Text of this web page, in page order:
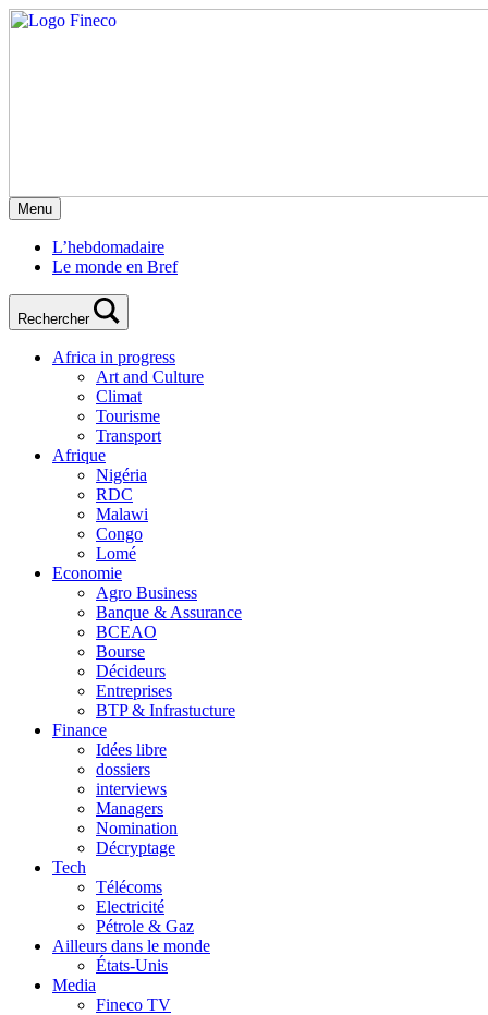
Menu
L’hebdomadaire
Le monde en Bref
Rechercher
Africa in progress
Art and Culture
Climat
Tourisme
Transport
Afrique
Nigéria
RDC
Malawi
Congo
Lomé
Economie
Agro Business
Banque & Assurance
BCEAO
Bourse
Décideurs
Entreprises
BTP & Infrastucture
Finance
Idées libre
dossiers
interviews
Managers
Nomination
Décryptage
Tech
Télécoms
Electricité
Pétrole & Gaz
Ailleurs dans le monde
États-Unis
Media
Fineco TV